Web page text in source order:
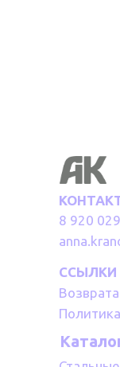
8 920
ССЫЛКИ